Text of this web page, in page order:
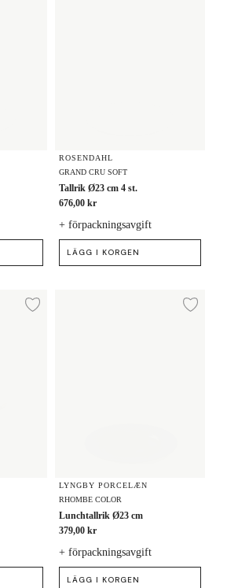
ROSENDAHL
GRAND CRU SOFT
Tallrik Ø23 cm 4 st.
676,00 kr
+ förpackningsavgift
LÄGG I KORGEN
Lägg till i önskelista
LYNGBY PORCELÆN
RHOMBE COLOR
Lunchtallrik Ø23 cm
379,00 kr
+ förpackningsavgift
LÄGG I KORGEN